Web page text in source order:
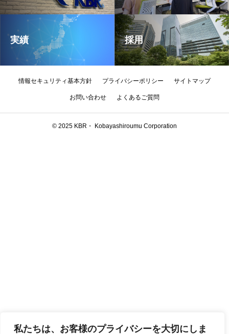
私たちは、お客様のプライバシーを大切にしま
実績 採用
情報セキュリティ基本方針 プライバシーポリシー サイトマップ
お問い合わせ よくあるご質問
©︎ 2025 KBR・ Kobayashiroumu Corporation